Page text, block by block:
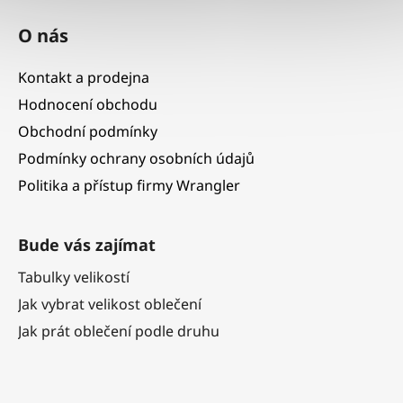
O nás
Kontakt a prodejna
Hodnocení obchodu
Obchodní podmínky
Podmínky ochrany osobních údajů
Politika a přístup firmy Wrangler
Bude vás zajímat
Tabulky velikostí
Jak vybrat velikost oblečení
Jak prát oblečení podle druhu